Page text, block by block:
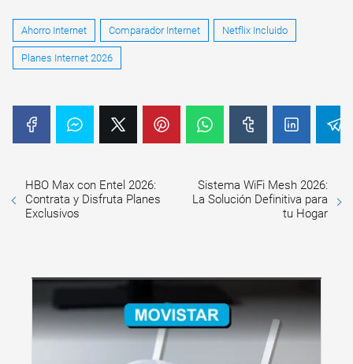
Ahorro Internet Comparador Internet Netflix Incluido
Planes Internet 2026
HBO Max con Entel 2026:
Contrata y Disfruta Planes
Exclusivos
Sistema WiFi Mesh 2026:
La Solución Definitiva para
tu Hogar